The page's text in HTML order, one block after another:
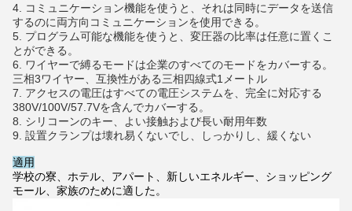
4. コミュニケーション機能を使うと、それは同時にデータを送信
するのに両方向コミュニケーションを使用できる。
5. プログラム可能な機能を使うと、変圧器の比率は任意に置くこ
とができる。
6. ワイヤーで縛るモードは企業のすべてのモードをカバーする。
三相3ワイヤー、互換性がある三相四線式1メートル
7. アクセスの電圧はすべての電圧システムを、完全に対応する
380V/100V/57.7Vを含んでカバーする。
8. シリコーンのキー、よい接触および長い耐用年数
9. 設置クランプは壊れ易くないでし、しっかりし、緩くない
適用
学校の寮、ホテル、アパート、新しいエネルギー、ショッピング
モール、家族のために適した。